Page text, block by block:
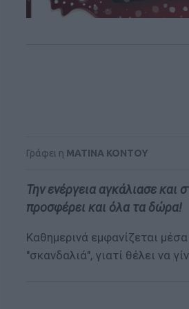
Γράφει η MATINA KONTOY
Την ενέργεια αγκάλιασε και
προσφέρει και όλα τα δώρα!
Καθημερινά εμφανίζεται
"σκανδαλιά", γιατί θέλει να